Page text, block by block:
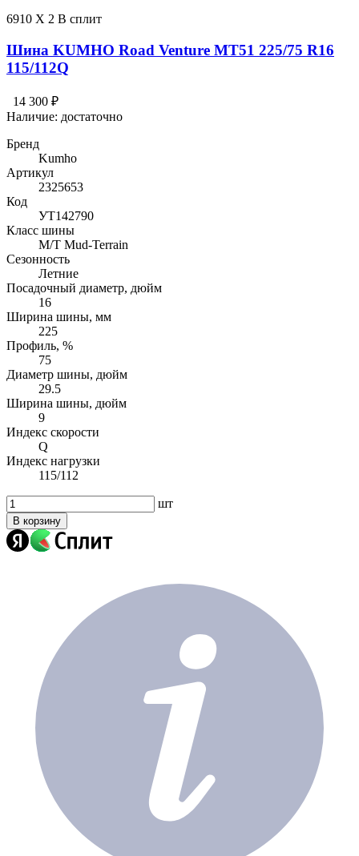
6910 X 2 В сплит
Шина KUMHO Road Venture MT51 225/75 R16
115/112Q
14 300 ₽
Наличие: достаточно
Бренд
Kumho
Артикул
2325653
Код
УТ142790
Класс шины
M/T Mud-Terrain
Сезонность
Летние
Посадочный диаметр, дюйм
16
Ширина шины, мм
225
Профиль, %
75
Диаметр шины, дюйм
29.5
Ширина шины, дюйм
9
Индекс скорости
Q
Индекс нагрузки
115/112
шт
В корзину